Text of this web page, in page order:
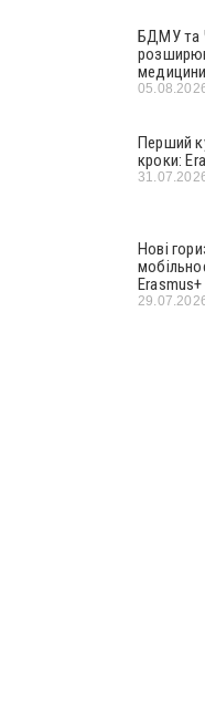
БДМУ та
Перший
кроки:
Нові
Erasmus+